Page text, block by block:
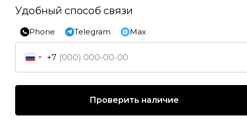
Код
Удобный способ связи
Phone Telegram Max
+7
Проверить наличие